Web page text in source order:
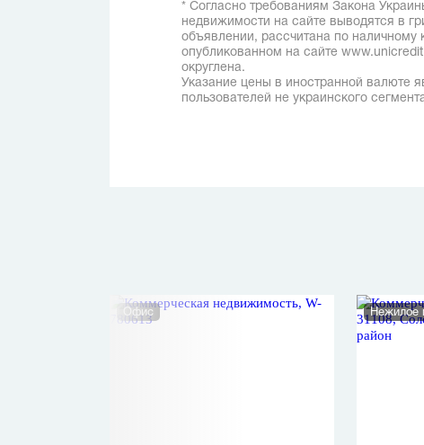
* Согласно требованиям Закона
недвижимости на сайте выводятся в
объявлении, рассчитана по
опубликованном на сайте
округлена.
Указание цены в иностранной валюте
пользователей не украинского
Офис Нежилое